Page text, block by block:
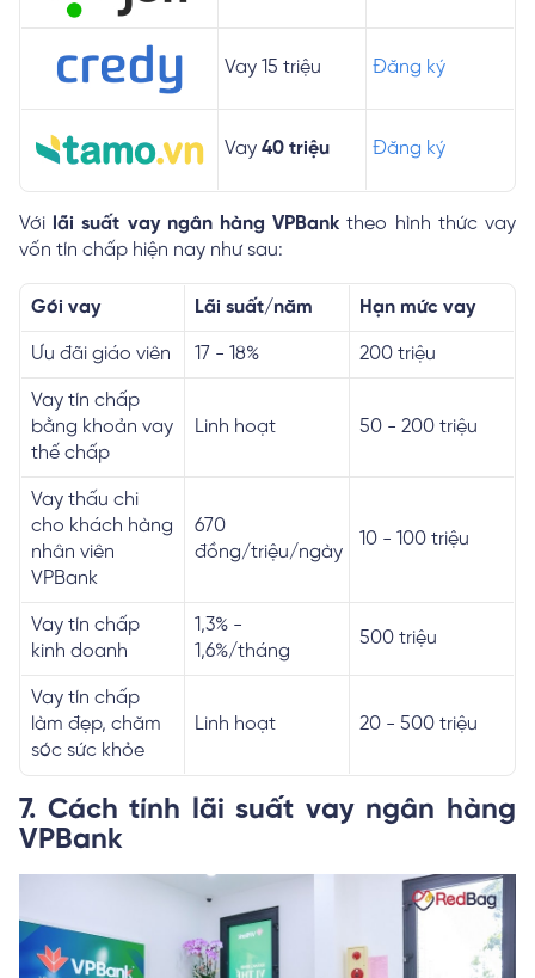
Vay 15 triệu Đăng ký
Vay 40 triệu Đăng ký
Với lãi suất vay ngân hàng VPBanktheo hình thức vay
vốn tín chấp hiện nay như sau:
Gói vay Lãi suất/năm Hạn mức vay
Ưu đãi giáo viên 17 - 18% 200 triệu
Vay tín chấp
bằng khoản vay
thế chấp
Linh hoạt 50 - 200 triệu
Vay thấu chi
cho khách hàng
nhân viên
VPBank
670
đồng/triệu/ngày
10 - 100 triệu
Vay tín chấp
kinh doanh
1,3% -
1,6%/tháng
500 triệu
Vay tín chấp
làm đẹp, chăm
sóc sức khỏe
Linh hoạt 20 - 500 triệu
7. Cách tính lãi suất vay ngân hàng
VPBank